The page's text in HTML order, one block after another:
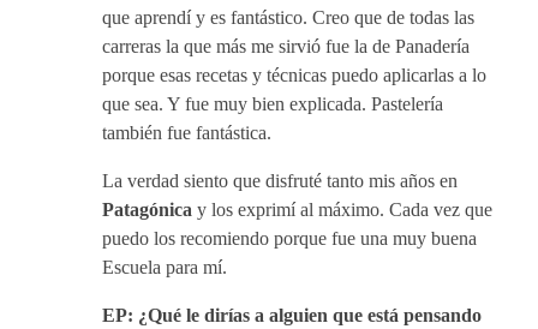
que aprendí y es fantástico. Creo que de todas las
carreras la que más me sirvió fue la de Panadería
porque esas recetas y técnicas puedo aplicarlas a lo
que sea. Y fue muy bien explicada. Pastelería
también fue fantástica.
La verdad siento que disfruté tanto mis años en
Patagónica y los exprimí al máximo. Cada vez que
puedo los recomiendo porque fue una muy buena
Escuela para mí.
EP: ¿Qué le dirías a alguien que está pensando